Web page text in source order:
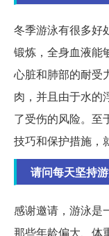
冬季游泳有很多好
锻炼，全身血液能
心脏和肺部的耐受
肉，并且由于水的
了受伤的风险。至
技巧和保护措施，
请问每天坚持
感谢邀请，游泳是
那些年龄偏大、体